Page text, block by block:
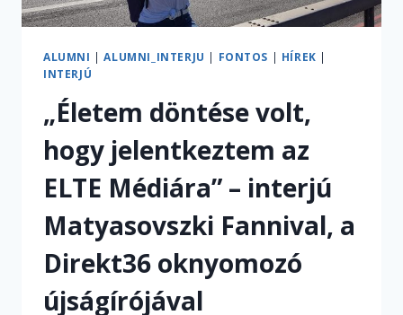
ALUMNI |ALUMNI_INTERJU | FONTOS | HÍREK |
INTERJÚ
„Életem döntése volt,
hogy jelentkeztem az
ELTE Médiára” – interjú
Matyasovszki Fannival, a
Direkt36 oknyomozó
újságírójával